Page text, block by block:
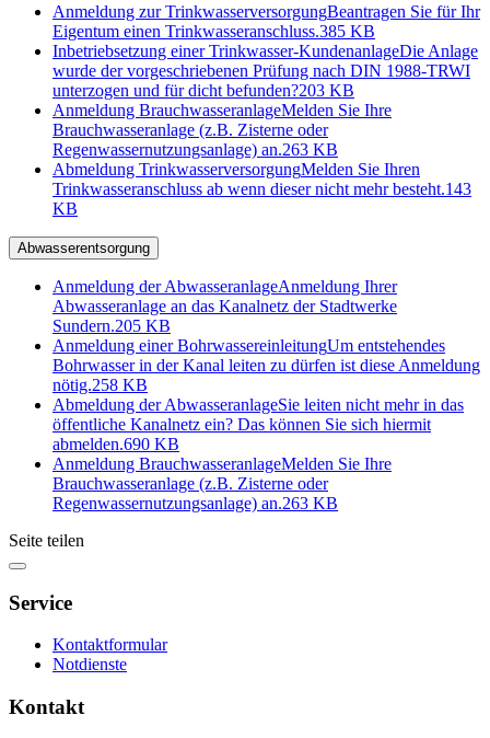
Anmeldung zur TrinkwasserversorgungBeantragen Sie für Ihr
Eigentum einen Trinkwasseranschluss.385 KB
Inbetriebsetzung einer Trinkwasser-KundenanlageDie Anlage
wurde der vorgeschriebenen Prüfung nach DIN 1988-TRWI
unterzogen und für dicht befunden?203 KB
Anmeldung BrauchwasseranlageMelden Sie Ihre
Brauchwasseranlage (z.B. Zisterne oder
Regenwassernutzungsanlage) an.263 KB
Abmeldung TrinkwasserversorgungMelden Sie Ihren
Trinkwasseranschluss ab wenn dieser nicht mehr besteht.143
KB
Abwasserentsorgung
Anmeldung der AbwasseranlageAnmeldung Ihrer
Abwasseranlage an das Kanalnetz der Stadtwerke
Sundern.205 KB
Anmeldung einer BohrwassereinleitungUm entstehendes
Bohrwasser in der Kanal leiten zu dürfen ist diese Anmeldung
nötig.258 KB
Abmeldung der AbwasseranlageSie leiten nicht mehr in das
öffentliche Kanalnetz ein? Das können Sie sich hiermit
abmelden.690 KB
Anmeldung BrauchwasseranlageMelden Sie Ihre
Brauchwasseranlage (z.B. Zisterne oder
Regenwassernutzungsanlage) an.263 KB
Seite teilen
Service
Kontaktformular
Notdienste
Kontakt